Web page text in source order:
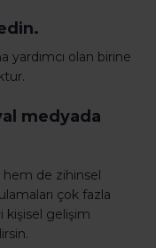
olan birine
medyada
hem de zihinsel
çok fazla
kişisel gelişim